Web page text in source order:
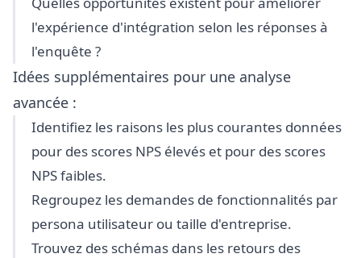
l'expérience d'intégration selon les réponses à
l'enquête ?
Idées supplémentaires pour une analyse
avancée :
Identifiez les raisons les plus courantes données
pour des scores NPS élevés et pour des scores
NPS faibles.
Regroupez les demandes de fonctionnalités par
persona utilisateur ou taille d'entreprise.
Trouvez des schémas dans les retours des